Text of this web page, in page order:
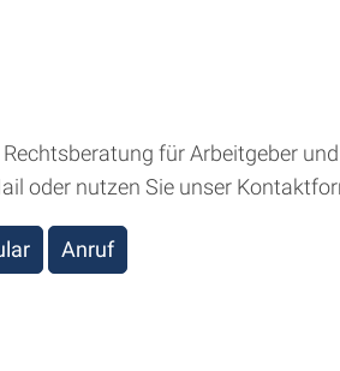
für Arbeitgeber
oder nutzen Sie unser
Anruf